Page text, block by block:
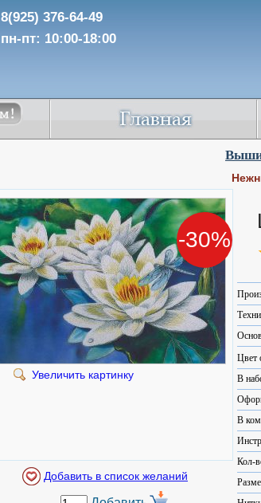
8(925) 376-64-49
пн-пт: 10:00-18:00
-30%
Увеличить картинку
Цвет
В
В
Кол-